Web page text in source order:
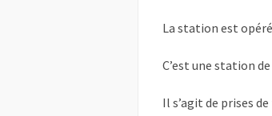
La station est
C’est une station
Il s’agit de prises